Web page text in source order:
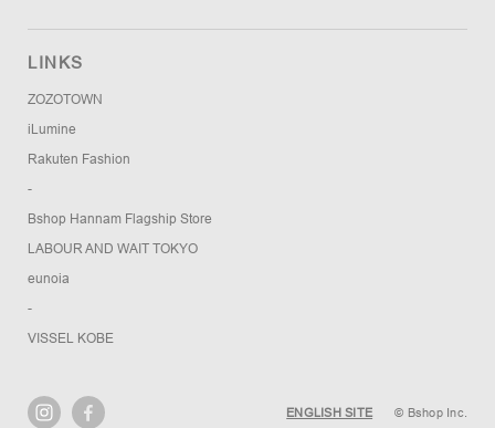
LINKS
ZOZOTOWN
iLumine
Rakuten Fashion
-
Bshop Hannam Flagship Store
LABOUR AND WAIT TOKYO
eunoia
-
VISSEL KOBE
ENGLISH SITE © Bshop Inc.